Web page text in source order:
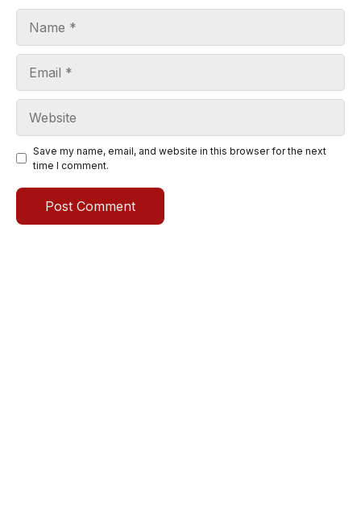
Save my name, email, and website in this browser for the next
time I comment.